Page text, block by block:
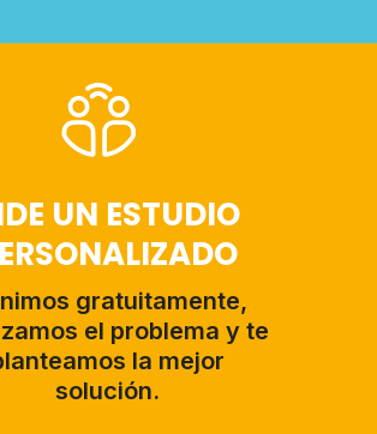
UN ESTUDIO
gratuitamente,
el problema y te
la mejor
solución.